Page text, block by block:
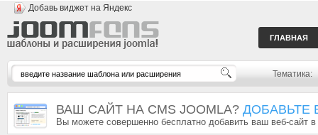
Добавь виджет на Яндекс
ГЛАВНАЯ
Тематика:
ВАШ САЙТ НА CMS JOOMLA? ДОБАВЬТЕ
Вы можете совершенно бесплатно добавить ваш веб-сайт